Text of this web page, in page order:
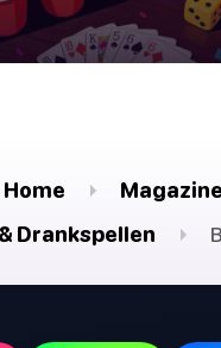
Home
Magazine
Drankspellen